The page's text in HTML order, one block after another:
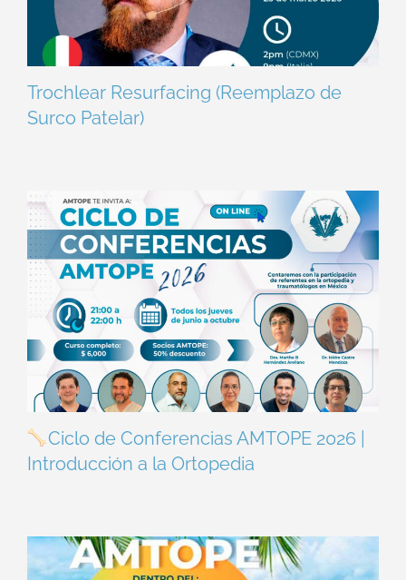
Trochlear Resurfacing (Reemplazo de
Surco Patelar)
Ciclo de Conferencias AMTOPE 2026 |
Introducción a la Ortopedia